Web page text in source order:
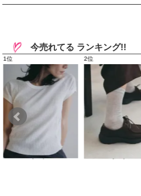
今売れてる ランキング!!